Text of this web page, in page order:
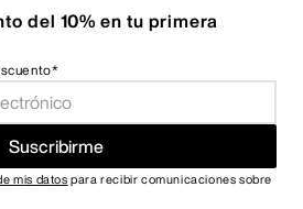
del 10% en tu primera
Suscribirme
mis datos para recibir comunicaciones sobre